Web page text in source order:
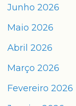
Junho 2026
Maio 2026
Abril 2026
Março 2026
Fevereiro 2026